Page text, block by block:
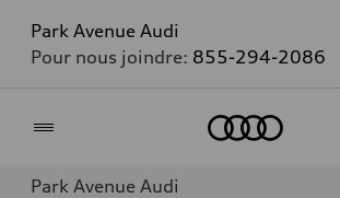
Park Avenue Audi
Pour nous joindre: 855-294-2086
Park Avenue Audi